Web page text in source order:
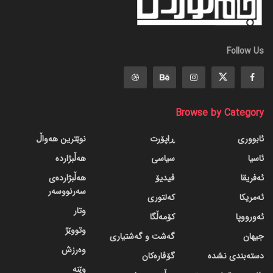
Follow Us
Browse by Category
ئابووری
ئاسیا
ئەفریقا
ئەمریکا
ئەورووپا
جیهان
دسته‌بندی نشده
ڕاپۆرت
سیاسی
ڤیدیۆ
کەلتوری
کۆمەڵگا
گه‌شت و گه‌شتیاری
گۆڤاره‌کان
نوێترین هەواڵ
هەڵبژاردە
هەڵبژاردەی
سەرنووسەر
وتار
وتووێژ
وەرزش
وێنە